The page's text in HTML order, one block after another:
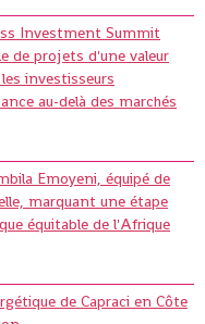
Investment Summit
de projets d'une valeur
investisseurs
au-delà des marchés
Emoyeni, équipé de
marquant une étape
équitable de l'Afrique
de Capraci en Côte